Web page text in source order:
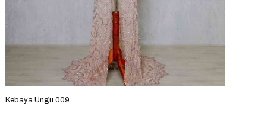
Kebaya Ungu 009